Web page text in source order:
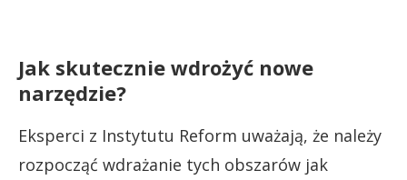
Jak skutecznie wdrożyć nowe
narzędzie?
Eksperci z Instytutu Reform uważają, że należy
rozpocząć wdrażanie tych obszarów jak